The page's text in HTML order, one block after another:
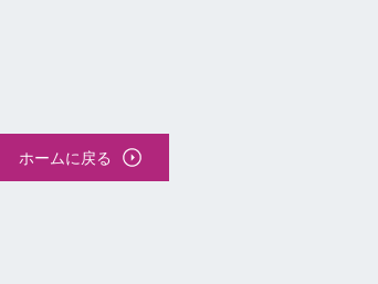
ホームに戻る